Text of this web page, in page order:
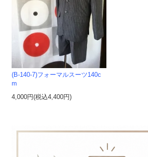
(B-140-7)フォーマルスーツ140c
m
4,000円(税込4,400円)